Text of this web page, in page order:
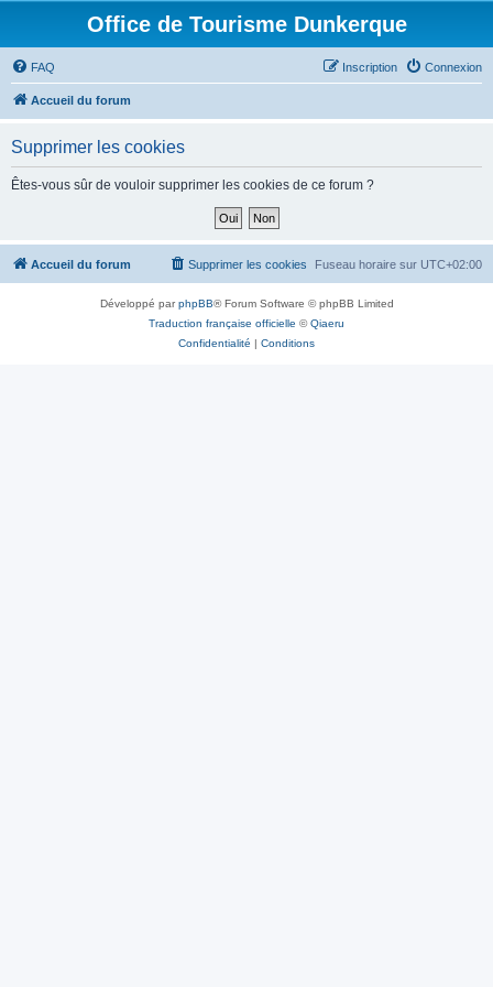
Office de Tourisme Dunkerque
FAQ Connexion
Inscription
Accueil du forum
Supprimer les cookies
Êtes-vous sûr de vouloir supprimer les cookies de ce forum ?
Accueil du forum Fuseau horaire sur UTC+02:00
Supprimer les cookies
Développé parphpBB® Forum Software © phpBB Limited
Traduction française officielle ©Qiaeru
Confidentialité | Conditions